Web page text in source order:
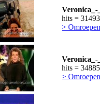
Veronica_-
hits = 31493
>
Veronica_-
hits = 34885
>